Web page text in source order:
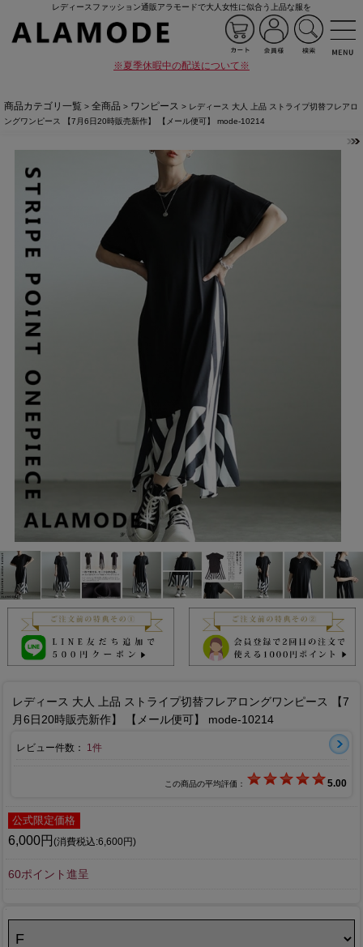
レディースファッション通販アラモードで大人女性に似合う上品な服を
※夏季休暇中の配送について※
商品カテゴリ一覧 > 全商品 > ワンピース > レディース 大人 上品 ストライプ切替フレアロ
ングワンピース 【7月6日20時販売新作】 【メール便可】 mode-10214
レディース 大人 上品 ストライプ切替フレアロングワンピース 【7
月6日20時販売新作】 【メール便可】 mode-10214
レビュー件数： 1件
この商品の平均評価： 5.00
公式限定価格
6,000円 (消費税込:6,600円)
60ポイント進呈